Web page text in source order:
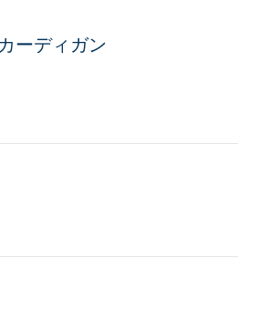
ーディガン